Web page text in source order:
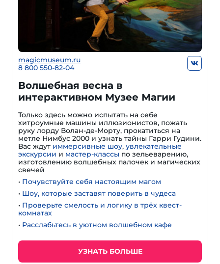
magicmuseum.ru
8 800 550-82-04
Волшебная весна в
интерактивном Музее Магии
Только здесь можно испытать на себе
хитроумные машины иллюзионистов, пожать
руку лорду Волан-де-Морту, прокатиться на
метле Нимбус 2000 и узнать тайны Гарри Гудини.
Вас ждут иммерсивные шоу, увлекательные
экскурсии и мастер-классы по зельеварению,
изготовлению волшебных палочек и магических
свечей
• Почувствуйте себя настоящим магом
• Шоу, которые заставят поверить в чудеса
• Проверьте смелость и логику в трёх квест-
комнатах
• Расслабьтесь в уютном волшебном кафе
УЗНАТЬ БОЛЬШЕ